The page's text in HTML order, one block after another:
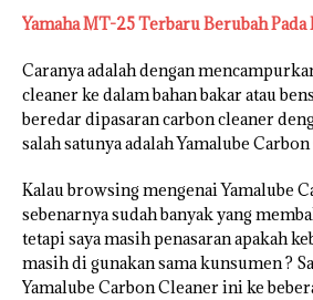
Yamaha MT-25 Terbaru Berubah Pada
Caranya adalah dengan
cleaner ke dalam bahan bakar atau
beredar dipasaran carbon cleaner
salah satunya adalah Yamalube
Kalau browsing mengenai Yamalube
sebenarnya sudah banyak yang
tetapi saya masih penasaran apakah
masih di gunakan sama kunsumen ?
Yamalube Carbon Cleaner ini ke